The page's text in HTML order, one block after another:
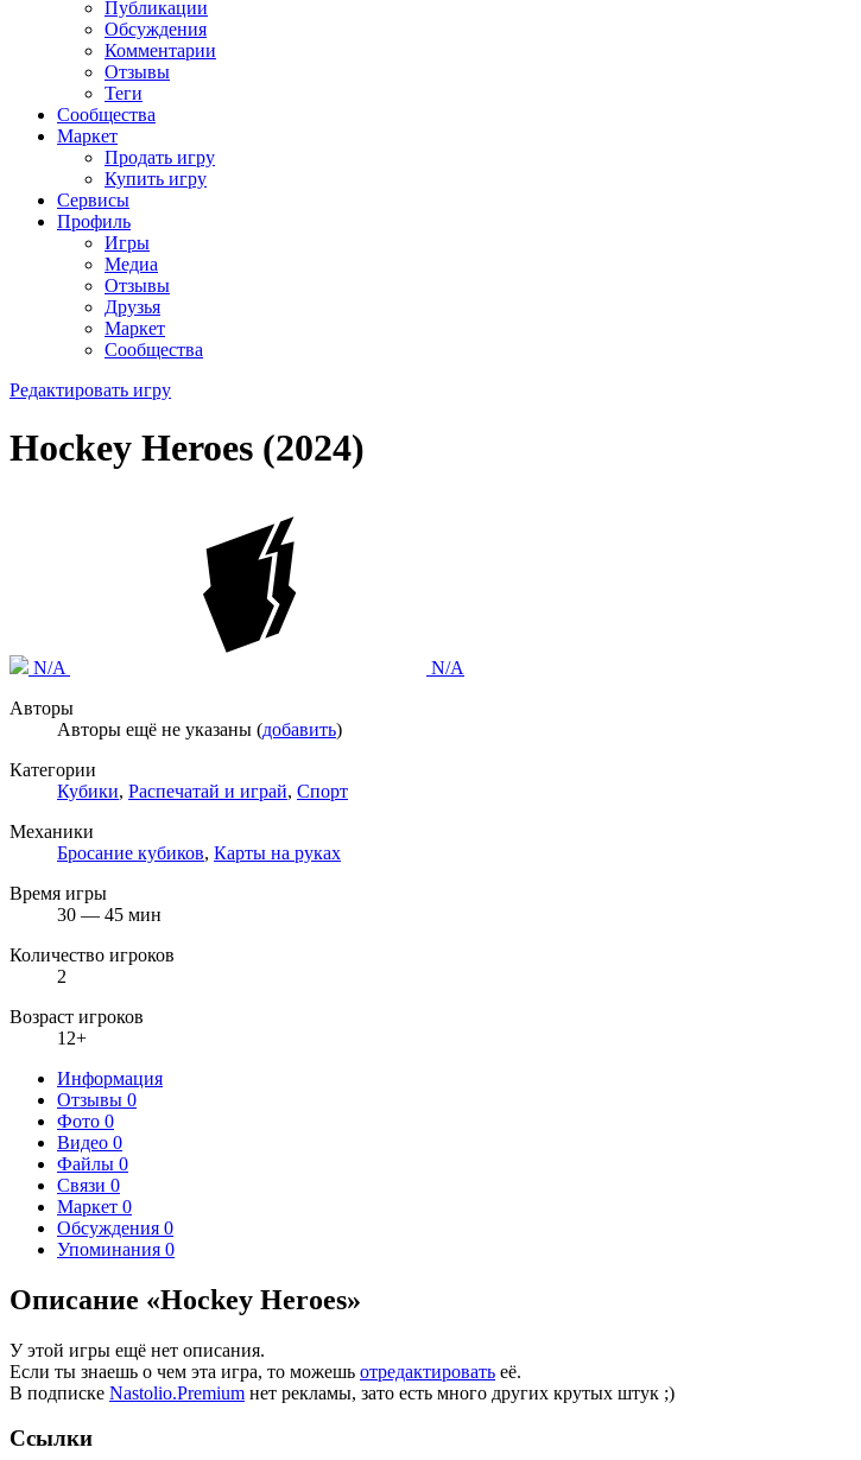
Публикации
Обсуждения
Комментарии
Отзывы
Теги
Сообщества
Маркет
Продать игру
Купить игру
Сервисы
Профиль
Игры
Медиа
Отзывы
Друзья
Маркет
Сообщества
Редактировать игру
Hockey Heroes (2024)
N/A
N/A
Авторы
Авторы ещё не указаны (добавить)
Категории
Кубики, Распечатай и играй, Спорт
Механики
Бросание кубиков, Карты на руках
Время игры
30 — 45 мин
Количество игроков
2
Возраст игроков
12+
Информация
Отзывы 0
Фото 0
Видео 0
Файлы 0
Связи 0
Маркет 0
Обсуждения 0
Упоминания 0
Описание «Hockey Heroes»
У этой игры ещё нет описания.
Если ты знаешь о чем эта игра, то можешь отредактировать её.
В подписке Nastolio.Premium нет рекламы, зато есть много других крутых штук ;)
Ссылки